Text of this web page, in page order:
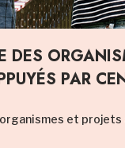
DES
PAR
et projets